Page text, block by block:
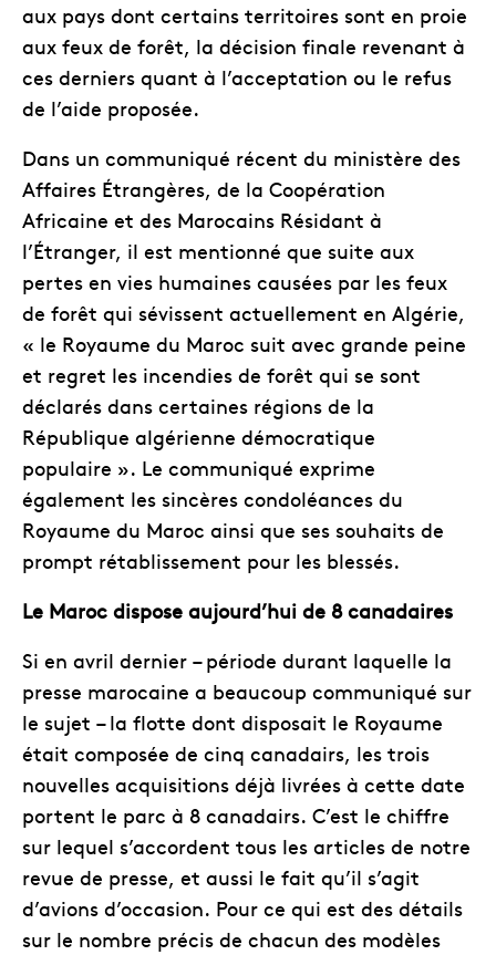
aux pays dont certains territoires sont en proie
aux feux de forêt, la décision finale revenant à
ces derniers quant à l’acceptation ou le refus
de l’aide proposée.
Dans un communiqué récent du ministère des
Affaires Étrangères, de la Coopération
Africaine et des Marocains Résidant à
l’Étranger, il est mentionné que suite aux
pertes en vies humaines causées par les feux
de forêt qui sévissent actuellement en Algérie,
« le Royaume du Maroc suit avec grande peine
et regret les incendies de forêt qui se sont
déclarés dans certaines régions de la
République algérienne démocratique
populaire ». Le communiqué exprime
également les sincères condoléances du
Royaume du Maroc ainsi que ses souhaits de
prompt rétablissement pour les blessés.
Le Maroc dispose aujourd’hui de 8 canadaires
Si en avril dernier – période durant laquelle la
presse marocaine a beaucoup communiqué sur
le sujet – la flotte dont disposait le Royaume
était composée de cinq canadairs, les trois
nouvelles acquisitions déjà livrées à cette date
portent le parc à 8 canadairs. C’est le chiffre
sur lequel s’accordent tous les articles de notre
revue de presse, et aussi le fait qu’il s’agit
d’avions d’occasion. Pour ce qui est des détails
sur le nombre précis de chacun des modèles